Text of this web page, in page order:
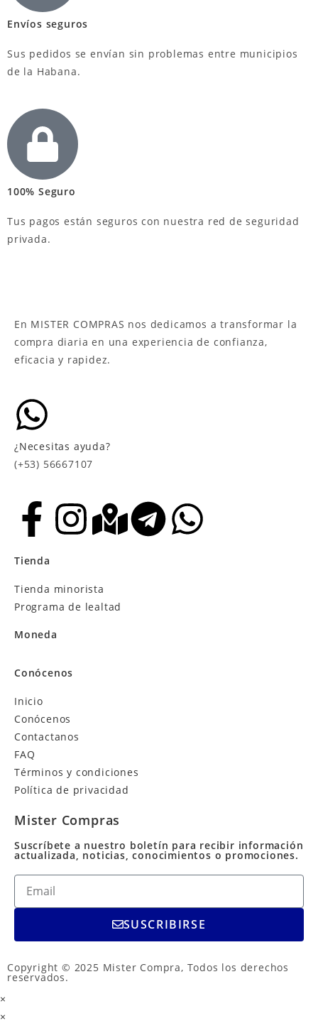
Envíos seguros
Sus pedidos se envían sin problemas entre municipios
de la Habana.
100% Seguro
Tus pagos están seguros con nuestra red de seguridad
privada.
En MISTER COMPRAS nos dedicamos a transformar la
compra diaria en una experiencia de confianza,
eficacia y rapidez.
¿Necesitas ayuda?
(+53) 56667107
Tienda
Tienda minorista
Programa de lealtad
Moneda
Conócenos
Inicio
Conócenos
Contactanos
FAQ
Términos y condiciones
Política de privacidad
Mister Compras
Suscríbete a nuestro boletín para recibir información
actualizada, noticias, conocimientos o promociones.
SUSCRIBIRSE
Copyright © 2025 Mister Compra, Todos los derechos
reservados.
×
×